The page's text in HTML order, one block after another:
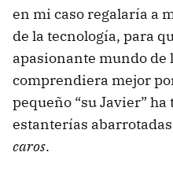
en mi caso regalaría a
de la tecnología, para
apasionante mundo de
comprendiera mejor
pequeño “su Javier”
estanterías
caros.